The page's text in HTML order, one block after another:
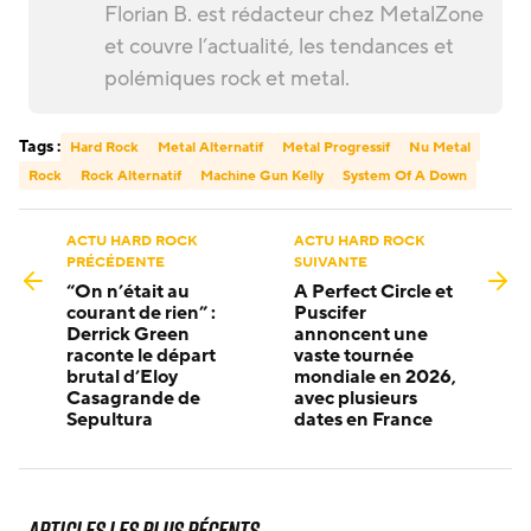
Florian B. est rédacteur chez MetalZone
et couvre l’actualité, les tendances et
polémiques rock et metal.
Tags : Hard Rock Metal Alternatif Metal Progressif
Nu Metal
Rock
Rock Alternatif Machine Gun Kelly System Of A Down
ACTU HARD ROCK
PRÉCÉDENTE
“On n’était au
courant de rien” :
Derrick Green
raconte le départ
brutal d’Eloy
Casagrande de
Sepultura
ACTU HARD ROCK
SUIVANTE
A Perfect Circle et
Puscifer
annoncent une
vaste tournée
mondiale en 2026,
avec plusieurs
dates en France